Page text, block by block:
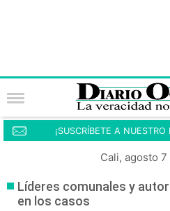
¡SUSCRÍBETE A
Cali, agosto 7
Líderes comunales y
en los casos